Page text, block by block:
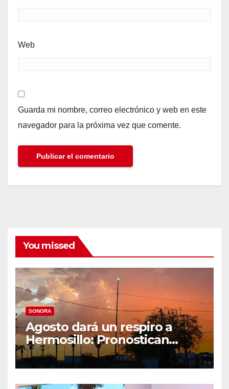
Web
Guarda mi nombre, correo electrónico y web en este
navegador para la próxima vez que comente.
You missed
SONORA
Agosto dará un respiro a
Hermosillo: Pronostican
semana lluviosa y
temperaturas de hasta 34°C